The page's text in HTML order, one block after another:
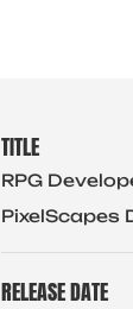
TITLE
RPG
PixelScapes
RELEASE DATE